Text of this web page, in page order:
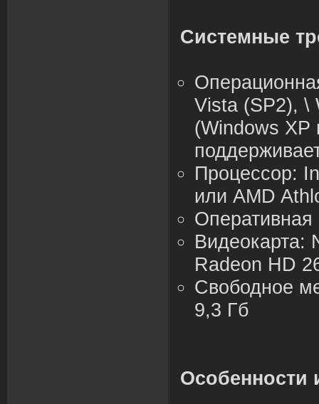
Системные
Vista (SP2), \
(Windows XP
Процессор:
или AMD
Видеокарта:
Radeon HD
Свободное
9,3 Гб
Особенности